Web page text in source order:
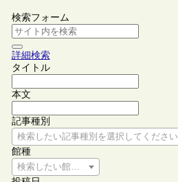
検索フォーム
詳細検索
タイトル
本文
記事種別
検索したい記事種別を選択してください
館種
検索したい館種を選択してください